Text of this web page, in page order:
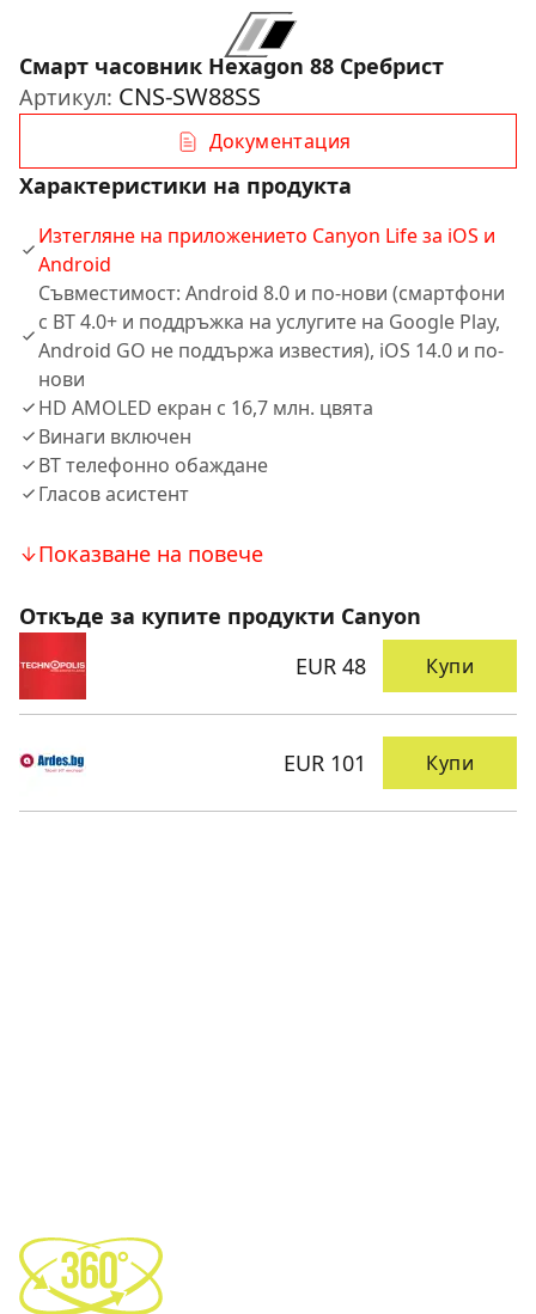
Смарт часовник Hexagon 88 Сребрист
Артикул: CNS-SW88SS
Документация
Характеристики на продукта
Изтегляне на приложението Canyon Life за iOS и
Android
Съвместимост: Android 8.0 и по-нови (смартфони
с BT 4.0+ и поддръжка на услугите на Google Play,
Android GO не поддържа известия), iOS 14.0 и по-
нови
HD AMOLED екран с 16,7 млн. цвята
Винаги включен
BT телефонно обаждане
Гласов асистент
Показване на повече
Откъде за купите продукти Canyon
EUR 48
Купи
EUR 101 Купи